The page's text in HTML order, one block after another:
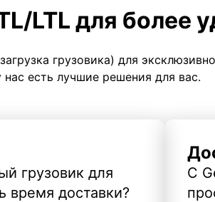
LTL для более
грузовика) для
есть лучшие решения для вас.
грузовик для
время доставки?
С